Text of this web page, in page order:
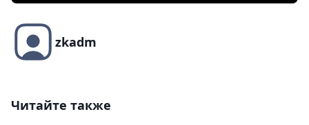
zkadm
Читайте также